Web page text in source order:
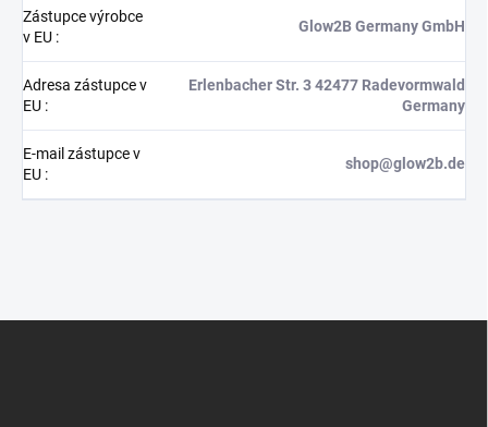
Zástupce výrobce
v EU :
Glow2B Germany GmbH
Adresa zástupce v
EU :
Erlenbacher Str. 3 42477 Radevormwald
Germany
E-mail zástupce v
EU :
shop@glow2b.de